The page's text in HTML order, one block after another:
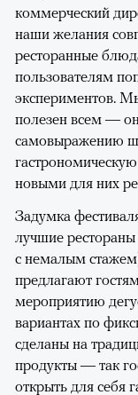
коммерческий
наши желания
ресторанные
пользователям
экспериментов.
полезен всем — он
самовыражению
новыми для них
Задумка
лучшие рестораны
с немалым
предлагают
мероприятию
вариантах по
сделаны на
продукты — так
открыть для себя